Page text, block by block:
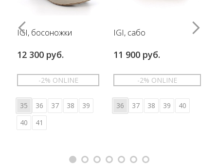
IGI, босоножки
12 300 руб.
-2% ONLINE
35 36 37 38
39
40
41
IGI, сабо
11 900 руб.
-2% ONLINE
36 37 38 39 40